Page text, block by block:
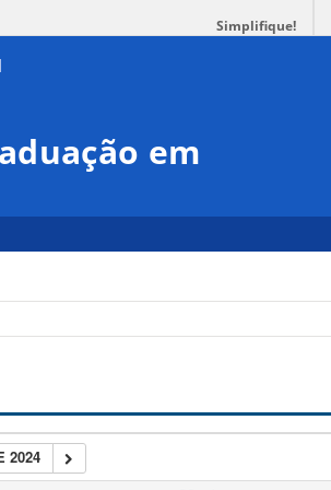
Simplifique!
em
2024